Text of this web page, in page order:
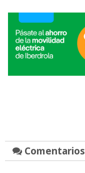
Comentarios